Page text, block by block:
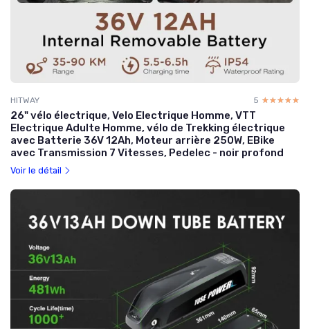
HITWAY 5 ☆☆☆☆☆
★★★★★
26" vélo électrique, Velo Electrique Homme, VTT
Electrique Adulte Homme, vélo de Trekking électrique
avec Batterie 36V 12Ah, Moteur arrière 250W, EBike
avec Transmission 7 Vitesses, Pedelec - noir profond
Voir le détail